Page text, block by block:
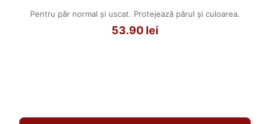
Pentru păr normal și uscat. Protejează părul și culoarea.
53.90 lei